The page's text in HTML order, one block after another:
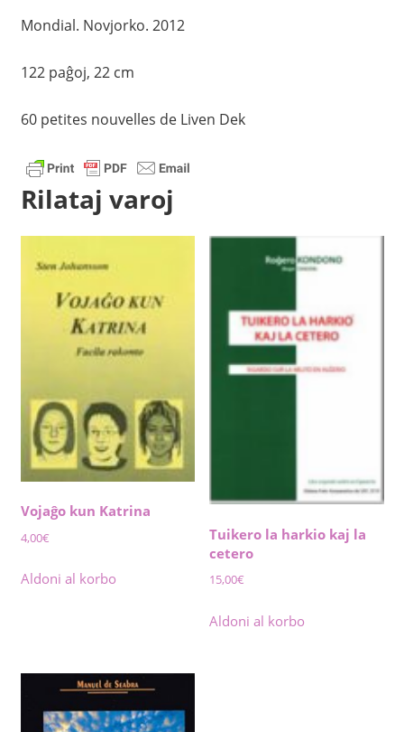
Mondial. Novjorko. 2012
122 paĝoj, 22 cm
60 petites nouvelles de Liven Dek
Rilataj varoj
Vojaĝo kun Katrina
4,00€
Aldoni al korbo
Tuikero la harkio kaj la
cetero
15,00€
Aldoni al korbo